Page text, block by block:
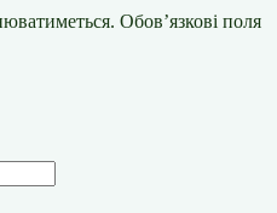
Обов’язкові поля